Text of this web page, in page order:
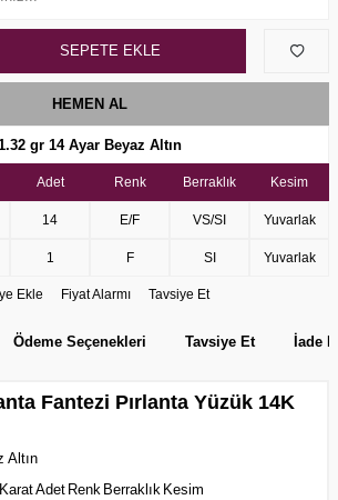
SEPETE EKLE
HEMEN AL
gr 14 Ayar Beyaz Altın
Adet
14
1
Renk
E/F
F
Berraklık
VS/SI
SI
Kesim
Yuvarlak
Yuvarlak
Ekle Fiyat Alarmı Tavsiye Et
Ödeme Seçenekleri Tavsiye Et İade
Fantezi Pırlanta Yüzük 14K
Altın
KaratAdet Renk Berraklık Kesim